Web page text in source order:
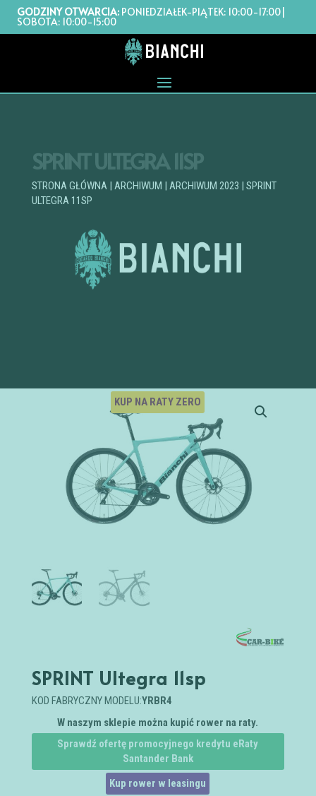
GODZINY OTWARCIA: PONIEDZIAŁEK-PIĄTEK: 10:00-17:00|
SOBOTA: 10:00-15:00
SPRINT ULTEGRA 11SP
STRONA GŁÓWNA| ARCHIWUM | ARCHIWUM 2023 | SPRINT
ULTEGRA 11SP
KUP NA RATY ZERO
SPRINT Ultegra 11sp
KOD FABRYCZNY MODELU:YRBR4
W naszym sklepie można kupić rower na raty.
Sprawdź ofertę promocyjnego kredytu eRaty
Santander Bank
Kup rower w leasingu